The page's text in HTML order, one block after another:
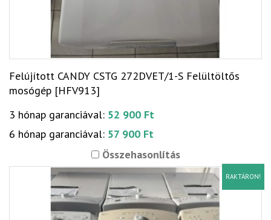
Felújított CANDY CSTG 272DVET/1-S Felültöltős
mosógép [HFV913]
3 hónap garanciával: 52 900 Ft
6 hónap garanciával: 57 900 Ft
Összehasonlítás
RAKTÁRON!